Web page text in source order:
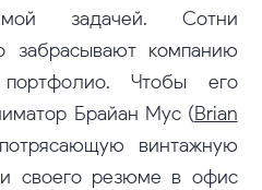
задачей. Сотни
компанию
Чтобы его
Брайан Мус (Brian
винтажную
своего резюме в офис